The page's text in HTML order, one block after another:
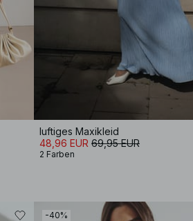
luftiges Maxikleid
48,96 EUR 69,95 EUR
2 Farben
-40%